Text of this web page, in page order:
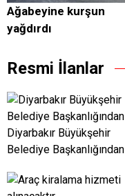
Ağabeyine kurşun
yağdırdı
Resmi İlanlar
Diyarbakır Büyükşehir
Belediye Başkanlığından